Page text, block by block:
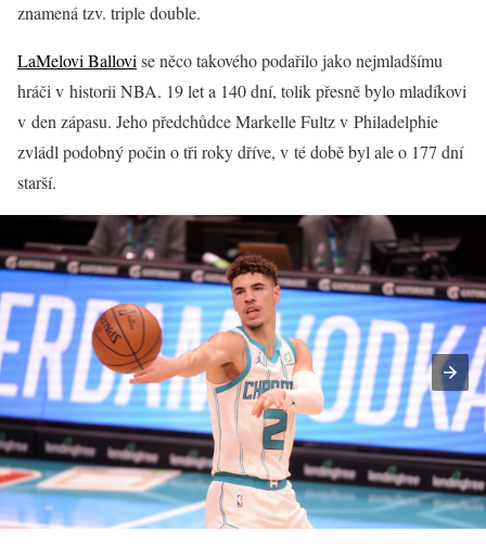
znamená tzv. triple double.
LaMelovi Ballovise něco takového podařilo jako nejmladšímu
hráči v historii NBA. 19 let a 140 dní, tolik přesně bylo mladíkovi
v den zápasu. Jeho předchůdce Markelle Fultz v Philadelphie
zvládl podobný počin o tři roky dříve, v té době byl ale o 177 dní
starší.